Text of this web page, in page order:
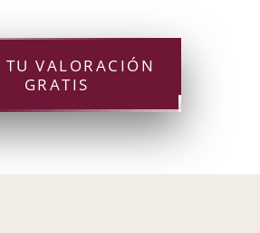
TU VALORACIÓN
GRATIS